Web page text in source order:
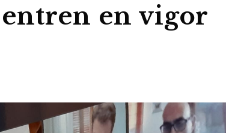
en vigor